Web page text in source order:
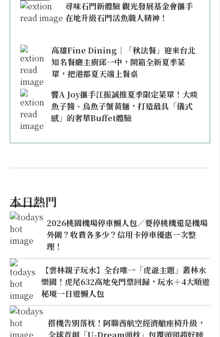
尋味石門新體驗 觀光發展基金會攜手
在地升級石門活魚職人精神！
高雄Fine Dining｜「秋法餐」迎來台北
知名餐廳主廚邱一中，開箱全新夏季菜
單，把港都夏天端上餐桌
饗A Joy攜手江振誠推夏季限定菜單！大啖
魚子醬、烏魚子蟹黃麵，打造最具「儀式
感」的奢華Buffet體驗
本日熱門
2026桃園機場停車懶人包／要停桃機還是機場
外圍？收費各多少？信用卡停車優惠一次整
理！
【雲林親子玩水】全台唯一「虎爺主題」叢林水
樂園！虎尾632高地免門票回歸，玩水＋4大順遊
秘境一日遊懶人包
搭機告別落枕！阿聯酋航空經濟艙座椅升級，
全球首創「U-Dream頭枕」包覆頭頸超好睡